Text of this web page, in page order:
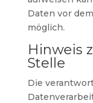
Daten vor
möglich.
Hinweis
Stelle
Die